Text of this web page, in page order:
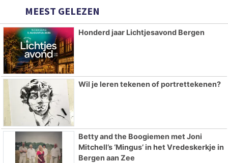
MEEST GELEZEN
Honderd jaar Lichtjesavond Bergen
Wil je leren tekenen of portrettekenen?
Betty and the Boogiemen met Joni
Mitchell’s ‘Mingus’ in het Vredeskerkje in
Bergen aan Zee